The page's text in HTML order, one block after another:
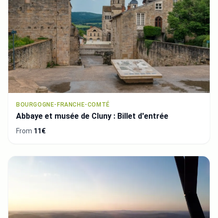
BOURGOGNE-FRANCHE-COMTÉ
Abbaye et musée de Cluny : Billet d'entrée
From 11€